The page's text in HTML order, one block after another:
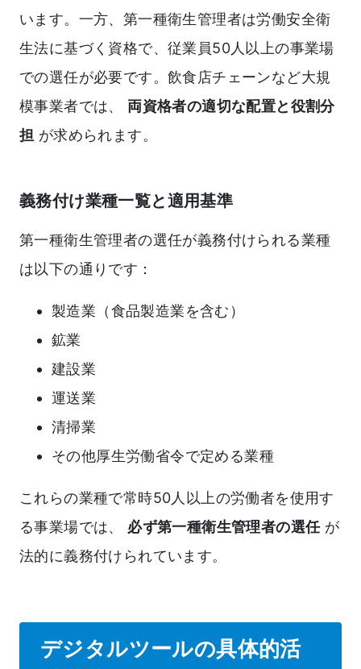
います。一方、第一種衛生管理者は労働安全衛
生法に基づく資格で、従業員50人以上の事業場
での選任が必要です。飲食店チェーンなど大規
模事業者では、 両資格者の適切な配置と役割分
担 が求められます。
義務付け業種一覧と適用基準
第一種衛生管理者の選任が義務付けられる業種
は以下の通りです：
製造業（食品製造業を含む）
鉱業
建設業
運送業
清掃業
その他厚生労働省令で定める業種
これらの業種で常時50人以上の労働者を使用す
る事業場では、 必ず第一種衛生管理者の選任が
法的に義務付けられています。
デジタルツールの具体的活